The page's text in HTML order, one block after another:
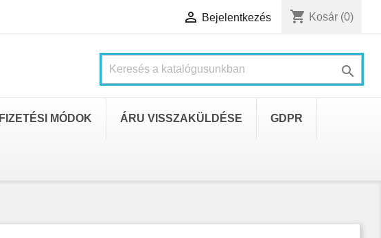
 Bejelentkezés shopping_cart Kosár (0)

FIZETÉSI MÓDOK ÁRU VISSZAKÜLDÉSE GDPR